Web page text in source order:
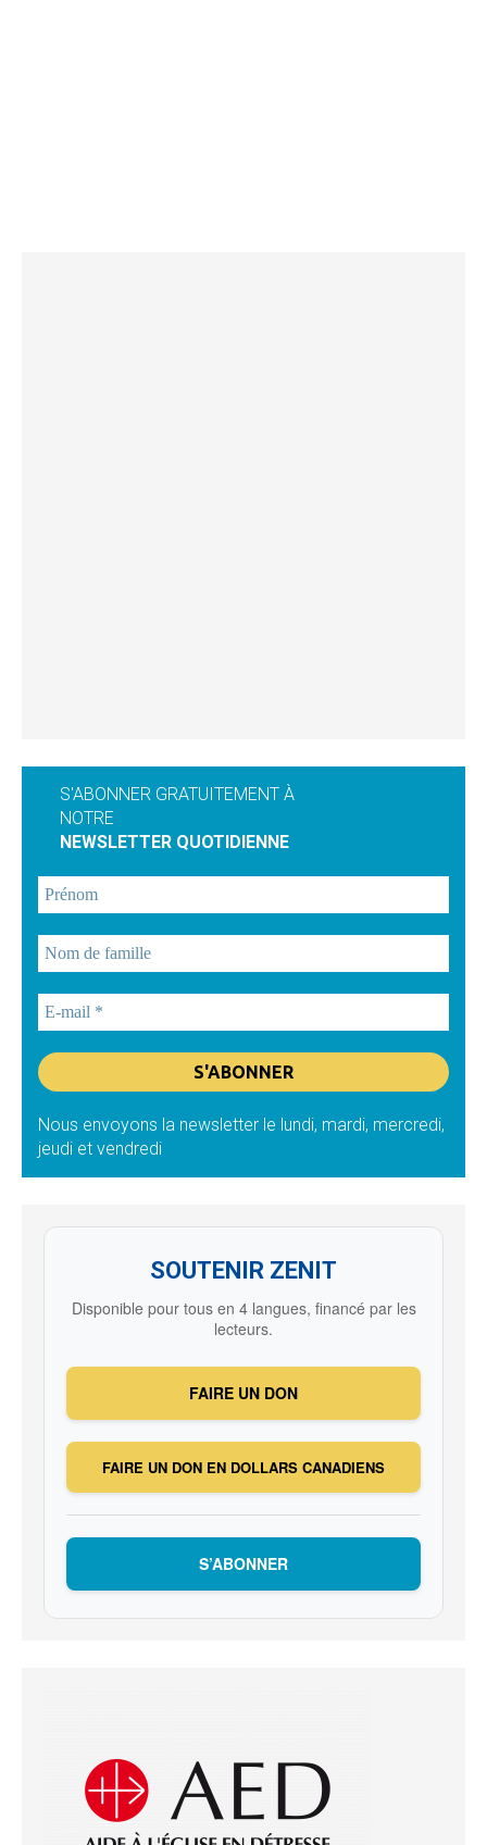
S'ABONNER GRATUITEMENT À
NOTRE
NEWSLETTER QUOTIDIENNE
Nous envoyons la newsletter le lundi, mardi, mercredi,
jeudi et vendredi
SOUTENIR ZENIT
Disponible pour tous en 4 langues, financé par les
lecteurs.
FAIRE UN DON
FAIRE UN DON EN DOLLARS CANADIENS
S’ABONNER